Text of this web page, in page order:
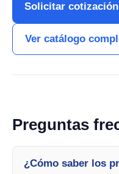
Solicitar cotización
Ver catálogo
Preguntas
¿Cómo saber los